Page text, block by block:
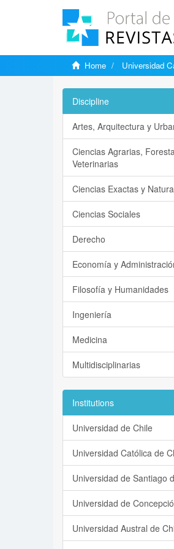
Home Universidad
Discipline
Artes, Arquitectura y
Ciencias Agrarias,
Veterinarias
Ciencias Exactas y
Ciencias Sociales
Derecho
Economía y
Filosofía y Humanidades
Ingeniería
Medicina
Multidisciplinarias
Institutions
Universidad de Chile
Universidad Católica de
Universidad de Santiago
Universidad de
Universidad Austral de